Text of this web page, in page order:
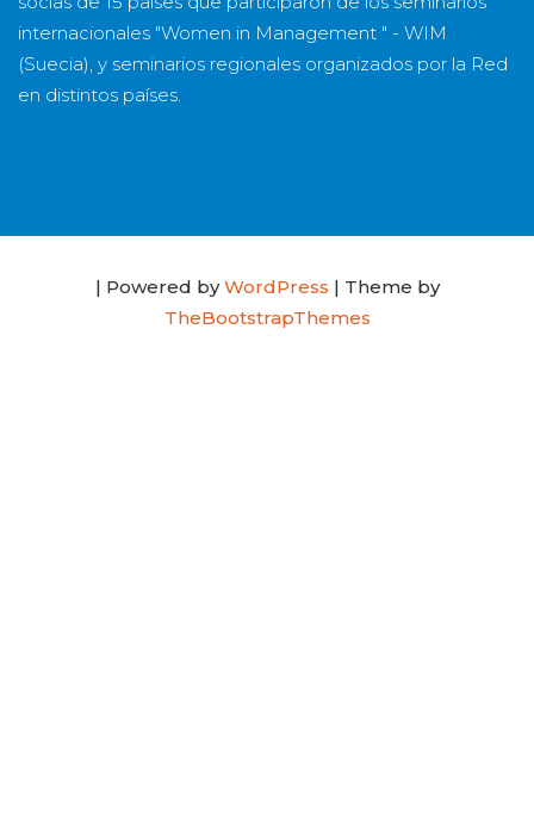
internacionales "Women in Management " - WIM
(Suecia), y seminarios regionales organizados por la Red
en distintos países.
| Powered byWordPress | Theme by
TheBootstrapThemes